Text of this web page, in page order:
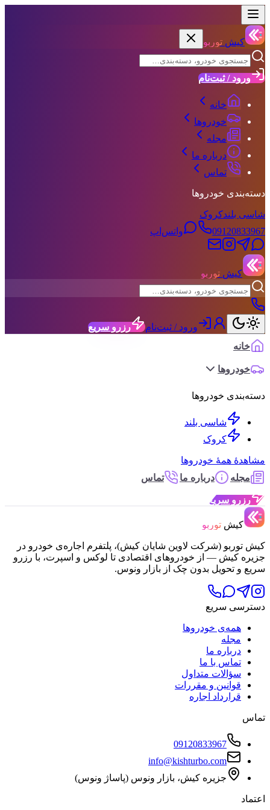
کیش توربو
ورود / ثبت‌نام
خانه
خودروها
مجله
درباره ما
تماس
دسته‌بندی خودروها
شاسی بلندکروک
09120833967
واتس‌اپ
کیش توربو
ورود / ثبت‌نام
رزرو سریع
خانه
خودروها
دسته‌بندی خودروها
شاسی بلند
کروک
مشاهدهٔ همهٔ خودروها
مجله
درباره ما تماس
رزرو سریع
کیش توربو
کیش توربو (شرکت لاوین شایان کیش)، پلتفرم اجاره‌ی خودرو در
جزیره کیش — از خودروهای اقتصادی تا لوکس و اسپرت، با رزرو
سریع و تحویل بدون چک از بازار ونوس.
دسترسی سریع
همه‌ی خودروها
مجله
درباره ما
تماس با ما
سؤالات متداول
قوانین و مقررات
قرارداد اجاره
تماس
09120833967
info@kishturbo.com
جزیره کیش، بازار ونوس (پاساژ ونوس)
اعتماد